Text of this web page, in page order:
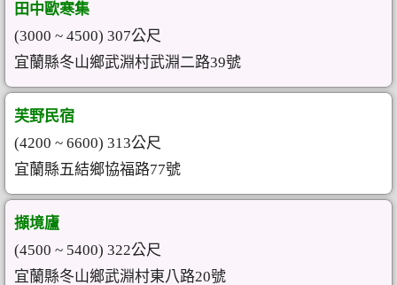
田中歐寒集
(3000 ~ 4500) 307公尺
宜蘭縣冬山鄉武淵村武淵二路39號
芙野民宿
(4200 ~ 6600) 313公尺
宜蘭縣五結鄉協福路77號
擷境廬
(4500 ~ 5400) 322公尺
宜蘭縣冬山鄉武淵村東八路20號